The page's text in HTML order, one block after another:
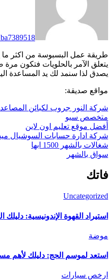
ba7389518
طريقة عمل البسبوسة من اكثر ما يشغل سيدة المنزل خاصة عندما
يتعلق الآمر بالحلويات فتكون
يصدق لذا سنمد لك يد المساعدة
مواقع صديقة:
شركة النور جروب لكبائن المصاعد
متخصص سيو
أفضل موقع تعليم اون لاين
شركة ادارة حسابات السوشيال
شغالات بالشهر 1500 ابها
سواق بالشهر
فاتك
Uncategorized
استيراد القهوة الإندونيسية:
موضة
استعد لموسم الحج: دليلك لأهم
ارخص سيارات